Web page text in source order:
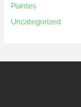
Plantes
Uncategorized